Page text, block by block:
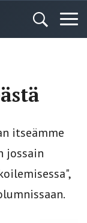
itseämme
jossain